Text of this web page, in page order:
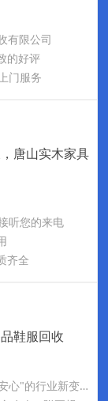
有限公司
的好评
门服务
唐山实木家具
听您的来电
齐全
鞋服回收
2026年8月重庆黄金回收指南：从"避坑"到"安心"的行业新变局